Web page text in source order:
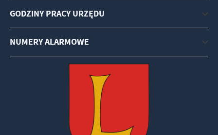
GODZINY PRACY URZĘDU
NUMERY ALARMOWE